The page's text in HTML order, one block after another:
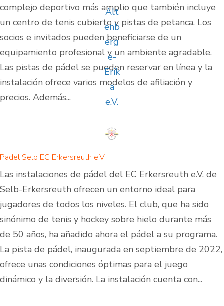
complejo deportivo más amplio que también incluye
un centro de tenis cubierto y pistas de petanca. Los
socios e invitados pueden beneficiarse de un
equipamiento profesional y un ambiente agradable.
Las pistas de pádel se pueden reservar en línea y la
instalación ofrece varios modelos de afiliación y
precios. Además...
Padel Selb EC Erkersreuth e.V.
Las instalaciones de pádel del EC Erkersreuth e.V. de
Selb-Erkersreuth ofrecen un entorno ideal para
jugadores de todos los niveles. El club, que ha sido
sinónimo de tenis y hockey sobre hielo durante más
de 50 años, ha añadido ahora el pádel a su programa.
La pista de pádel, inaugurada en septiembre de 2022,
ofrece unas condiciones óptimas para el juego
dinámico y la diversión. La instalación cuenta con...